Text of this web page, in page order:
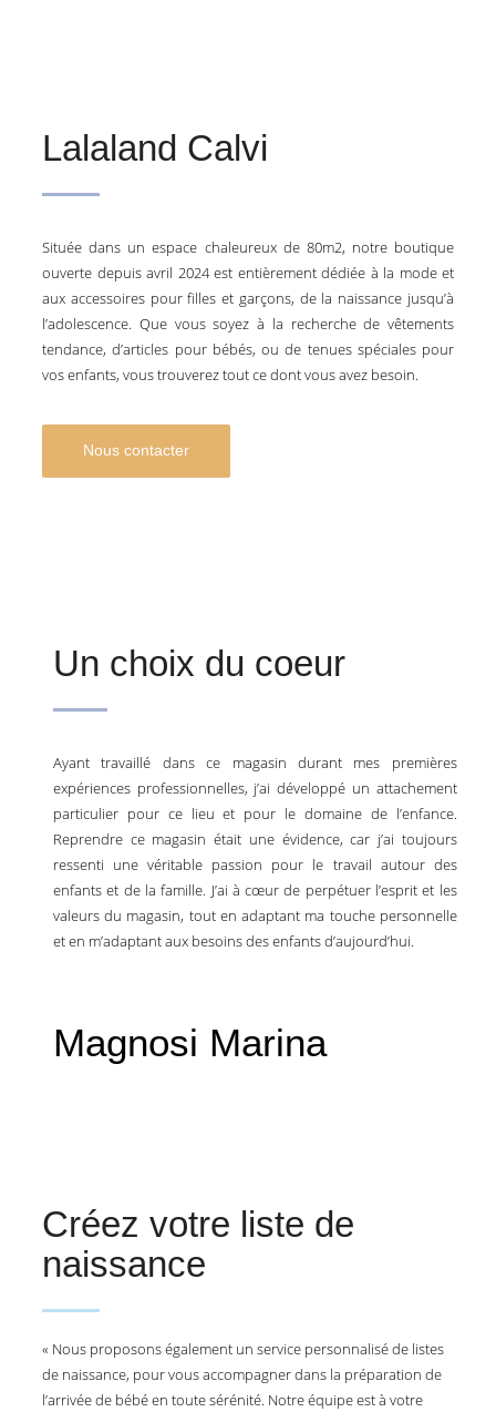
Lalaland Calvi
Située dans un espace chaleureux de 80m2, notre boutique
ouverte depuis avril 2024 est entièrement dédiée à la mode et
aux accessoires pour filles et garçons, de la naissance jusqu’à
l’adolescence. Que vous soyez à la recherche de vêtements
tendance, d’articles pour bébés, ou de tenues spéciales pour
vos enfants, vous trouverez tout ce dont vous avez besoin.
Nous contacter
Un choix du coeur
Ayant travaillé dans ce magasin durant mes premières
expériences professionnelles, j’ai développé un attachement
particulier pour ce lieu et pour le domaine de l’enfance.
Reprendre ce magasin était une évidence, car j’ai toujours
ressenti une véritable passion pour le travail autour des
enfants et de la famille. J’ai à cœur de perpétuer l’esprit et les
valeurs du magasin, tout en adaptant ma touche personnelle
et en m’adaptant aux besoins des enfants d’aujourd’hui.
Magnosi Marina
Créez votre liste de
naissance
« Nous proposons également un service personnalisé de listes
de naissance, pour vous accompagner dans la préparation de
l’arrivée de bébé en toute sérénité. Notre équipe est à votre